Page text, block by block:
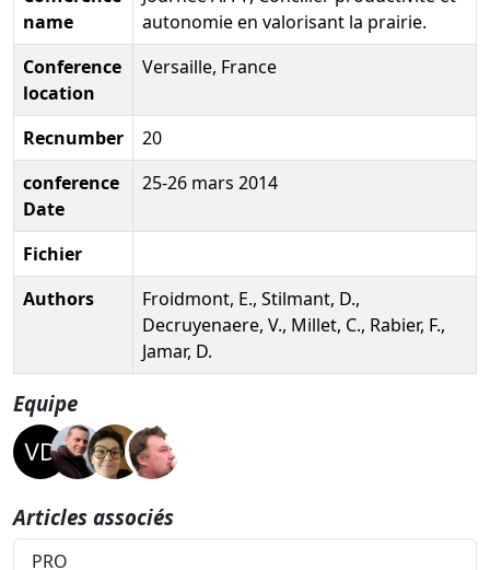
name
autonomie en valorisant la prairie.
Conference
location
Versaille, France
Recnumber
20
conference
Date
25-26 mars 2014
Fichier
Authors
Froidmont, E., Stilmant, D.,
Decruyenaere, V., Millet, C., Rabier, F.,
Jamar, D.
Equipe
Articles associés
PRO